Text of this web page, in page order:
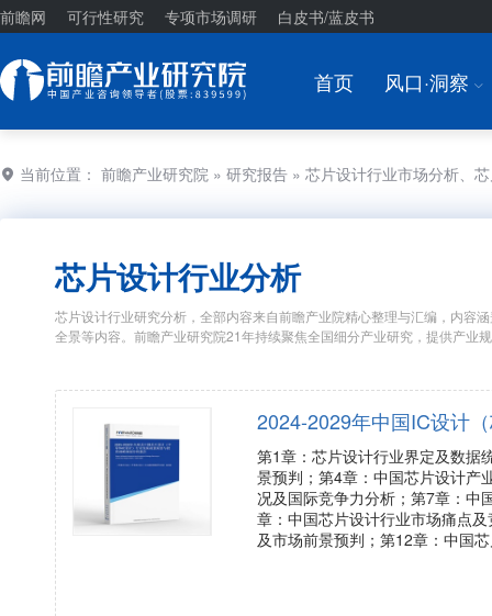
前瞻网 可行性研究 专项市场调研 白皮书/蓝皮书
首页 风口·洞察 I
当前位置： 前瞻产业研究院 » 研究报告 » 芯片设计行业市场分析、
芯片设计行业分析
芯片设计行业研究分析，全部内容来自前瞻产业院精心整理与汇编，内容
全景等内容。前瞻产业研究院21年持续聚焦全国细分产业研究，提供产业
2024-2029年中国IC设计
第1章：芯片设计行业界定及数据
景预判；第4章：中国芯片设计产
况及国际竞争力分析；第7章：中
章：中国芯片设计行业市场痛点
及市场前景预判；第12章：中国